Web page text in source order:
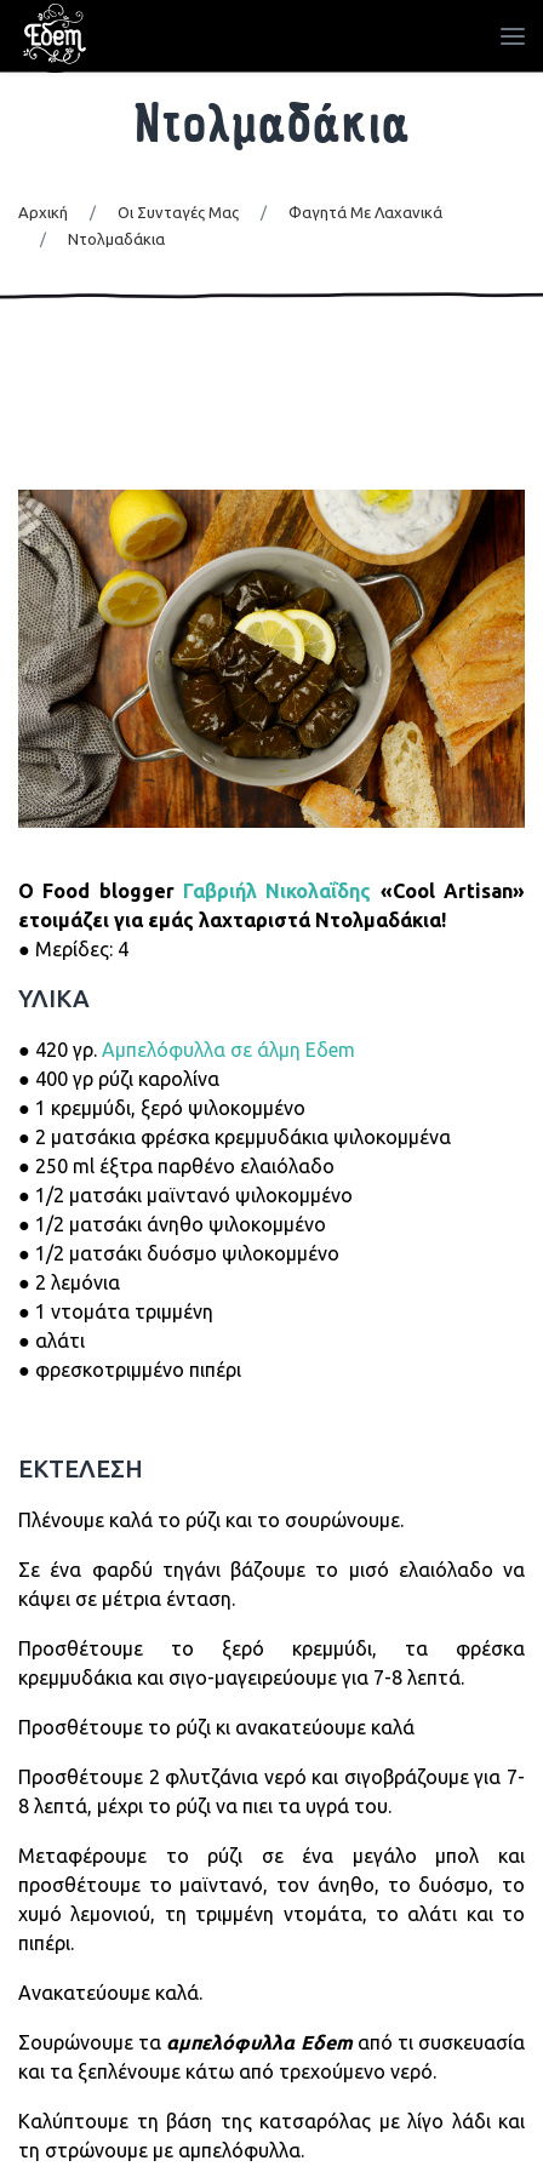
Ντολμαδάκια
Αρχική / Οι Συνταγές Μας /
Φαγητά Με Λαχανικά
/
Ντολμαδάκια
O Food blogger Γαβριήλ Νικολαΐδης «Cool Artisan»
ετοιμάζει για εμάς λαχταριστά Ντολμαδάκια!
● Μερίδες: 4
ΥΛΙΚΑ
● 420 γρ. Αμπελόφυλλα σε άλμη Εδem
● 400 γρ ρύζι καρολίνα
● 1 κρεμμύδι, ξερό ψιλοκομμένο
● 2 ματσάκια φρέσκα κρεμμυδάκια ψιλοκομμένα
● 250 ml έξτρα παρθένο ελαιόλαδο
● 1/2 ματσάκι μαϊντανό ψιλοκομμένο
● 1/2 ματσάκι άνηθο ψιλοκομμένο
● 1/2 ματσάκι δυόσμο ψιλοκομμένο
● 2 λεμόνια
● 1 ντομάτα τριμμένη
● αλάτι
● φρεσκοτριμμένο πιπέρι
ΕΚΤΕΛΕΣΗ
Πλένουμε καλά το ρύζι και το σουρώνουμε.
Σε ένα φαρδύ τηγάνι βάζουμε το μισό ελαιόλαδο να
κάψει σε μέτρια ένταση.
Προσθέτουμε το ξερό κρεμμύδι, τα φρέσκα
κρεμμυδάκια και σιγο-μαγειρεύουμε για 7-8 λεπτά.
Προσθέτουμε το ρύζι κι ανακατεύουμε καλά
Προσθέτουμε 2 φλυτζάνια νερό και σιγοβράζουμε για 7-
8 λεπτά, μέχρι το ρύζι να πιει τα υγρά του.
Μεταφέρουμε το ρύζι σε ένα μεγάλο μπολ και
προσθέτουμε το μαϊντανό, τον άνηθο, το δυόσμο, το
χυμό λεμονιού, τη τριμμένη ντομάτα, το αλάτι και το
πιπέρι.
Ανακατεύουμε καλά.
Σουρώνουμε τα αμπελόφυλλα Εδemαπό τι συσκευασία
και τα ξεπλένουμε κάτω από τρεχούμενο νερό.
Καλύπτουμε τη βάση της κατσαρόλας με λίγο λάδι και
τη στρώνουμε με αμπελόφυλλα.